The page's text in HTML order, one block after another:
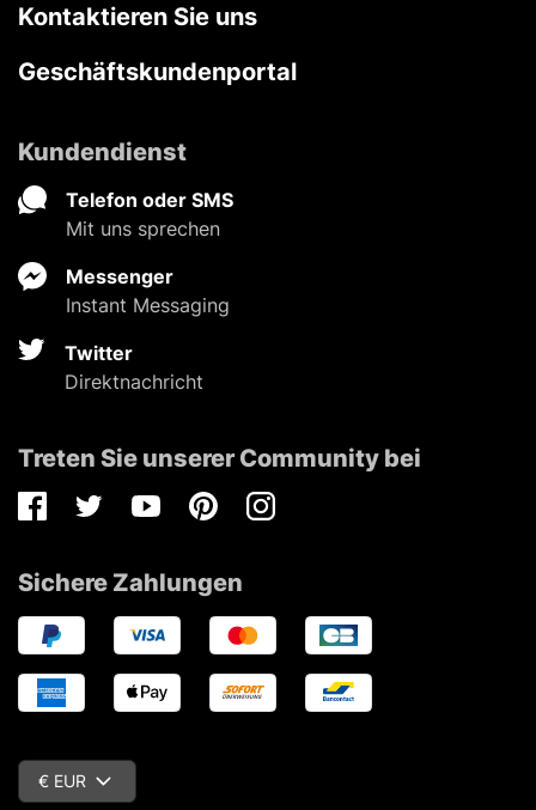
Kontaktieren Sie uns
Geschäftskundenportal
Kundendienst
Telefon oder SMS
Mit uns sprechen
Messenger
Instant Messaging
Twitter
Direktnachricht
Treten Sie unserer Community bei
FacebookTwitterYoutubePinterestInstagram
Sichere Zahlungen
€ EUR